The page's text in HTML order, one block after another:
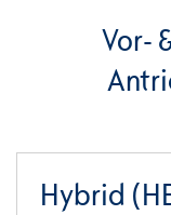
Vor-
Hybrid